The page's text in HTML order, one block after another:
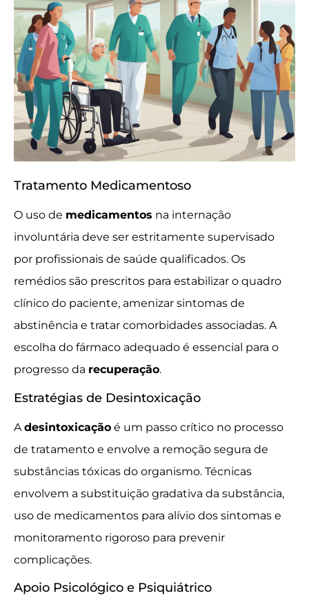
Tratamento Medicamentoso
O uso de medicamentos na internação
involuntária deve ser estritamente supervisado
por profissionais de saúde qualificados. Os
remédios são prescritos para estabilizar o quadro
clínico do paciente, amenizar sintomas de
abstinência e tratar comorbidades associadas. A
escolha do fármaco adequado é essencial para o
progresso da recuperação.
Estratégias de Desintoxicação
A desintoxicação é um passo crítico no processo
de tratamento e envolve a remoção segura de
substâncias tóxicas do organismo. Técnicas
envolvem a substituição gradativa da substância,
uso de medicamentos para alívio dos sintomas e
monitoramento rigoroso para prevenir
complicações.
Apoio Psicológico e Psiquiátrico